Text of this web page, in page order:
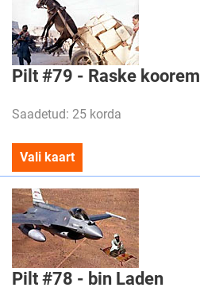
Pilt #79 - Raske koorem
Saadetud: 25 korda
Vali kaart
Pilt #78 - bin Laden